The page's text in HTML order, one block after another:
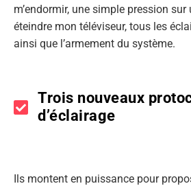
m’endormir, une simple pression
éteindre mon téléviseur, tous les
ainsi que l’armement du système.
Trois nouveaux
d’éclairage
Ils montent en puissance pour